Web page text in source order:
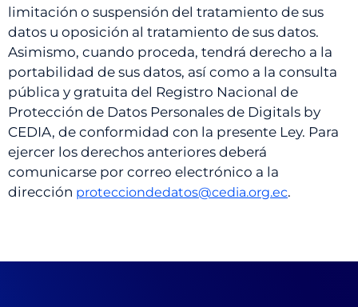
limitación o suspensión del tratamiento de sus
datos u oposición al tratamiento de sus datos.
Asimismo, cuando proceda, tendrá derecho a la
portabilidad de sus datos, así como a la consulta
pública y gratuita del Registro Nacional de
Protección de Datos Personales de Digitals by
CEDIA, de conformidad con la presente Ley. Para
ejercer los derechos anteriores deberá
comunicarse por correo electrónico a la
dirección protecciondedatos@cedia.org.ec.